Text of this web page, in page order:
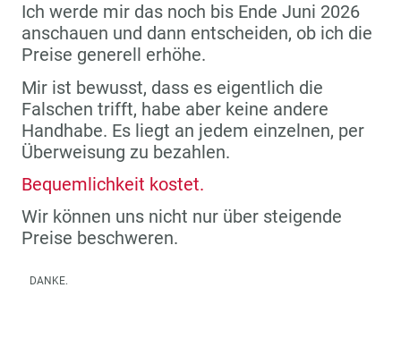
Ich werde mir das noch bis Ende Juni 2026
anschauen und dann entscheiden, ob ich die
Preise generell erhöhe.
Mir ist bewusst, dass es eigentlich die
Falschen trifft, habe aber keine andere
Handhabe. Es liegt an jedem einzelnen, per
Überweisung zu bezahlen.
Bequemlichkeit kostet.
Wir können uns nicht nur über steigende
Preise beschweren.
DANKE.